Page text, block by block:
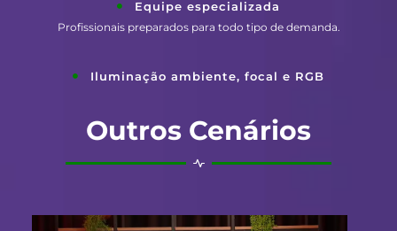
Equipe especializada
Profissionais preparados para todo tipo de demanda.
Iluminação ambiente, focal e RGB
Outros Cenários